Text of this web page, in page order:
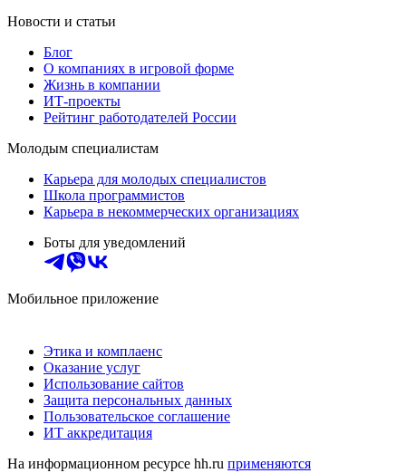
Новости и статьи
Блог
О компаниях в игровой форме
Жизнь в компании
ИТ-проекты
Рейтинг работодателей России
Молодым специалистам
Карьера для молодых специалистов
Школа программистов
Карьера в некоммерческих организациях
Боты для уведомлений
Мобильное приложение
Этика и комплаенс
Оказание услуг
Использование сайтов
Защита персональных данных
Пользовательское соглашение
ИТ аккредитация
На информационном ресурсе hh.ru применяются